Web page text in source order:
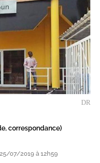
DR
correspondance)
07/2019 à 12h59